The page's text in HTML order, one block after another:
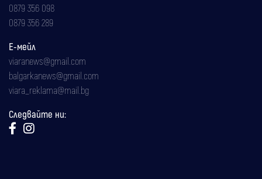
0879 356 098
0879 356 289
Е-мейл
viaranews@gmail.com
balgarkanews@gmail.com
viara_reklama@mail.bg
Следвайте ни: